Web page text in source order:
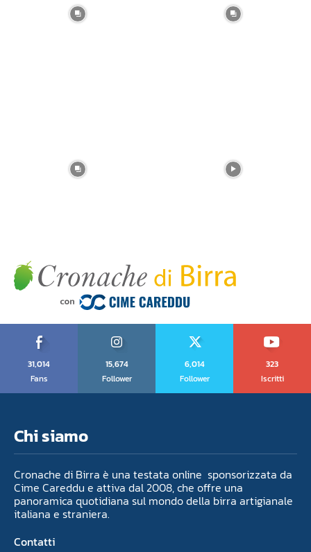
31,014
Fans
15,674
Follower
6,014
Follower
323
Iscritti
Chi siamo
Cronache di Birra è una testata online sponsorizzata da
Cime Careddu e attiva dal 2008, che offre una
panoramica quotidiana sul mondo della birra artigianale
italiana e straniera.
Contatti